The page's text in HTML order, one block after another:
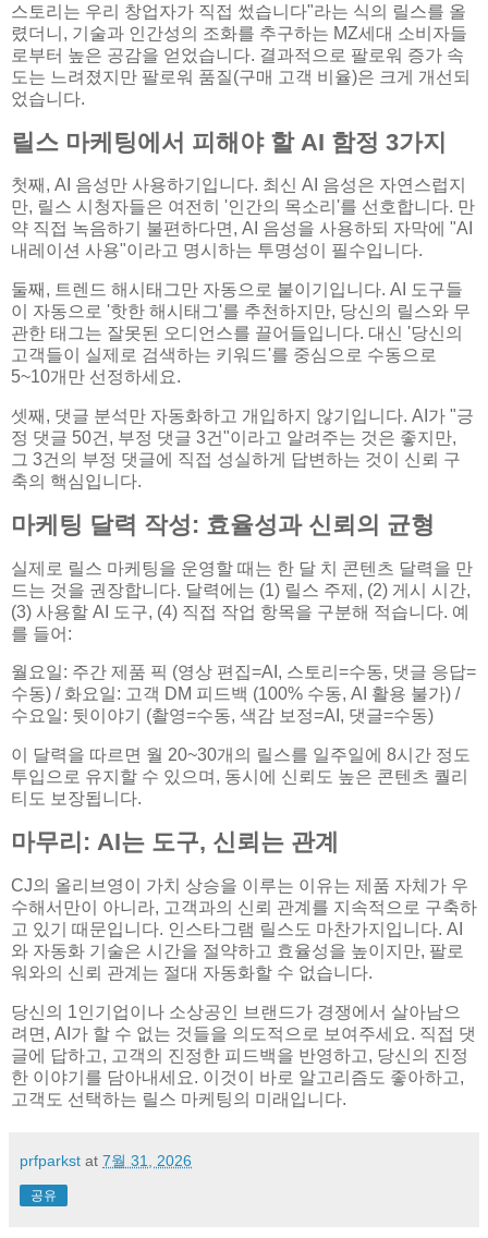
스토리는 우리 창업자가 직접 썼습니다"라는 식의 릴스를 올
렸더니, 기술과 인간성의 조화를 추구하는 MZ세대 소비자들
로부터 높은 공감을 얻었습니다. 결과적으로 팔로워 증가 속
도는 느려졌지만 팔로워 품질(구매 고객 비율)은 크게 개선되
었습니다.
릴스 마케팅에서 피해야 할 AI 함정 3가지
첫째, AI 음성만 사용하기입니다. 최신 AI 음성은 자연스럽지
만, 릴스 시청자들은 여전히 '인간의 목소리'를 선호합니다. 만
약 직접 녹음하기 불편하다면, AI 음성을 사용하되 자막에 "AI
내레이션 사용"이라고 명시하는 투명성이 필수입니다.
둘째, 트렌드 해시태그만 자동으로 붙이기입니다. AI 도구들
이 자동으로 '핫한 해시태그'를 추천하지만, 당신의 릴스와 무
관한 태그는 잘못된 오디언스를 끌어들입니다. 대신 '당신의
고객들이 실제로 검색하는 키워드'를 중심으로 수동으로
5~10개만 선정하세요.
셋째, 댓글 분석만 자동화하고 개입하지 않기입니다. AI가 "긍
정 댓글 50건, 부정 댓글 3건"이라고 알려주는 것은 좋지만,
그 3건의 부정 댓글에 직접 성실하게 답변하는 것이 신뢰 구
축의 핵심입니다.
마케팅 달력 작성: 효율성과 신뢰의 균형
실제로 릴스 마케팅을 운영할 때는 한 달 치 콘텐츠 달력을 만
드는 것을 권장합니다. 달력에는 (1) 릴스 주제, (2) 게시 시간,
(3) 사용할 AI 도구, (4) 직접 작업 항목을 구분해 적습니다. 예
를 들어:
월요일: 주간 제품 픽 (영상 편집=AI, 스토리=수동, 댓글 응답=
수동) / 화요일: 고객 DM 피드백 (100% 수동, AI 활용 불가) /
수요일: 뒷이야기 (촬영=수동, 색감 보정=AI, 댓글=수동)
이 달력을 따르면 월 20~30개의 릴스를 일주일에 8시간 정도
투입으로 유지할 수 있으며, 동시에 신뢰도 높은 콘텐츠 퀄리
티도 보장됩니다.
마무리: AI는 도구, 신뢰는 관계
CJ의 올리브영이 가치 상승을 이루는 이유는 제품 자체가 우
수해서만이 아니라, 고객과의 신뢰 관계를 지속적으로 구축하
고 있기 때문입니다. 인스타그램 릴스도 마찬가지입니다. AI
와 자동화 기술은 시간을 절약하고 효율성을 높이지만, 팔로
워와의 신뢰 관계는 절대 자동화할 수 없습니다.
당신의 1인기업이나 소상공인 브랜드가 경쟁에서 살아남으
려면, AI가 할 수 없는 것들을 의도적으로 보여주세요. 직접 댓
글에 답하고, 고객의 진정한 피드백을 반영하고, 당신의 진정
한 이야기를 담아내세요. 이것이 바로 알고리즘도 좋아하고,
고객도 선택하는 릴스 마케팅의 미래입니다.
prfparkst at 7월 31, 2026
공유